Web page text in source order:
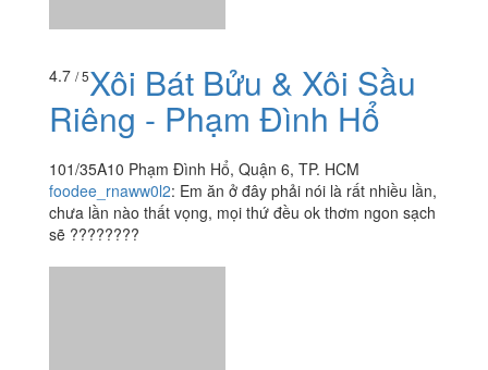
foodee_rnaww0l2:Em ăn ở đây phải nói là rất nhiều lần,
sẽ ????????